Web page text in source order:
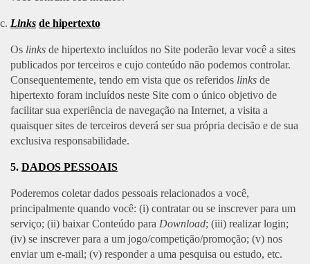
Links de hipertexto
Os links de hipertexto incluídos no Site poderão levar você a sites
publicados por terceiros e cujo conteúdo não podemos controlar.
Consequentemente, tendo em vista que os referidos links de
hipertexto foram incluídos neste Site com o único objetivo de
facilitar sua experiência de navegação na Internet, a visita a
quaisquer sites de terceiros deverá ser sua própria decisão e de sua
exclusiva responsabilidade.
5. DADOS PESSOAIS
Poderemos coletar dados pessoais relacionados a você,
principalmente quando você: (i) contratar ou se inscrever para um
serviço; (ii) baixar Conteúdo para Download; (iii) realizar login;
(iv) se inscrever para a um jogo/competição/promoção; (v) nos
enviar um e-mail; (v) responder a uma pesquisa ou estudo, etc.